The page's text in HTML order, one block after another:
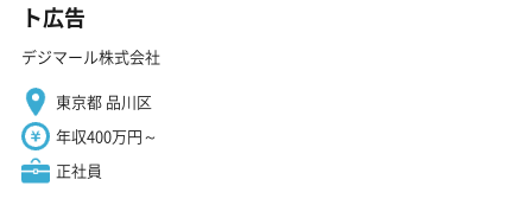
ト広告
デジマール株式会社
東京都 品川区
年収400万円～
正社員